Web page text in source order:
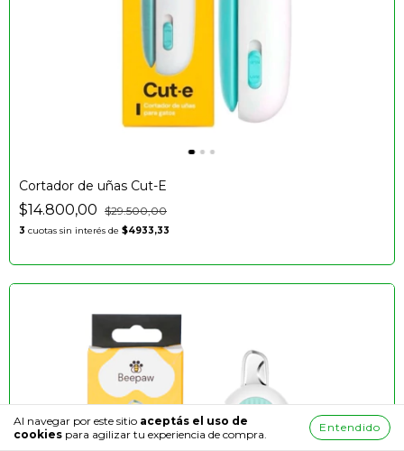
Al navegar por este sitio aceptás el uso de
cookies para agilizar tu experiencia de compra.
Entendido
Cortador de uñas Cut-E
$14.800,00 $29.500,00
3 cuotas sin interés de $4933,33